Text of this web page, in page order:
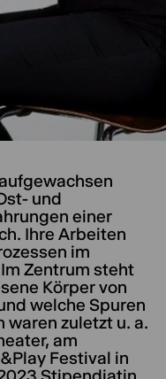
und
einer
Ihre Arbeiten
im
Zentrum steht
Körper von
welche Spuren
waren zuletzt u. a.
am
Festival in